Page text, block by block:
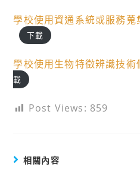
學校使用資通系統或服務蒐
下載
學校使用生物特徵辨識技術
載
Post Views: 859
相關內容